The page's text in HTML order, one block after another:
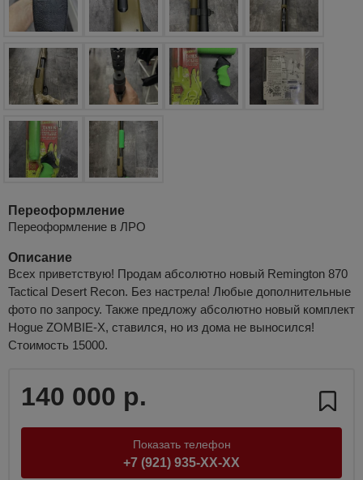
Переоформление
Переоформление в ЛРО
Описание
Всех приветствую! Продам абсолютно новый Remington 870
Tactical Desert Recon. Без настрела! Любые дополнительные
фото по запросу. Также предложу абсолютно новый комплект
Hogue ZOMBIE-X, ставился, но из дома не выносился!
Стоимость 15000.
140 000 р.
Показать телефон
+7 (921) 935-XX-XX